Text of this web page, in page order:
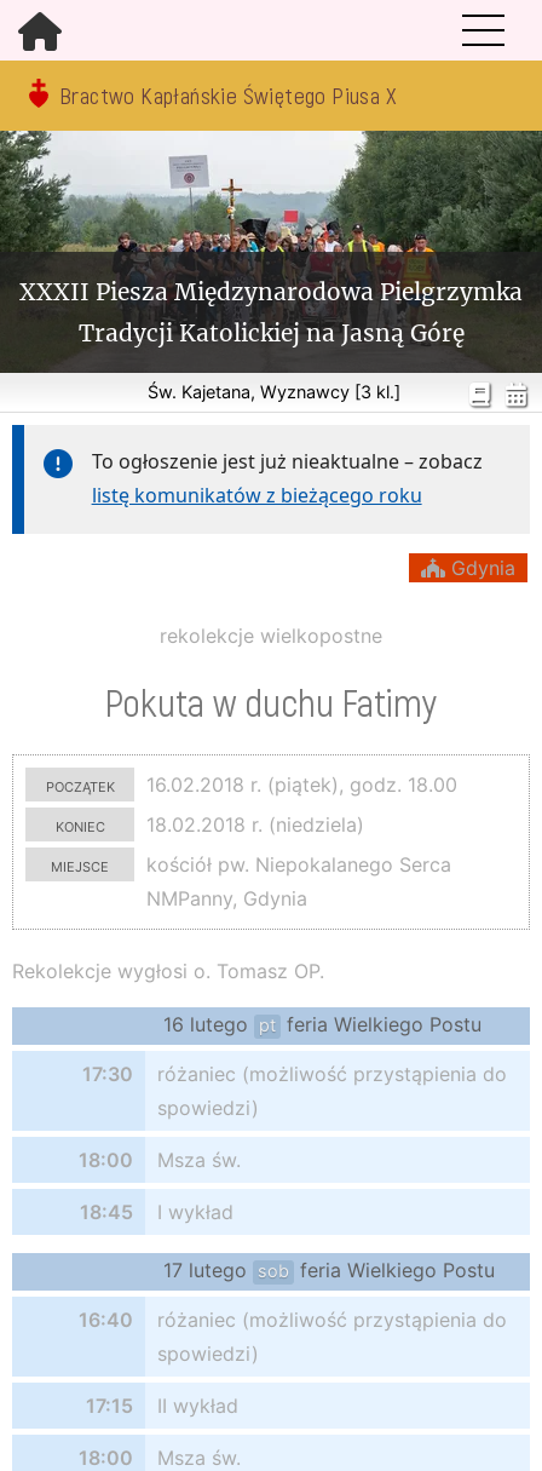
Bractwo Kapłańskie Świętego Piusa X
XXXII Piesza Międzynarodowa Pielgrzymka
Tradycji Katolickiej na Jasną Górę
Św. Kajetana, Wyznawcy [3 kl.]
To ogłoszenie jest już nieaktualne – zobacz
listę komunikatów z bieżącego roku
Gdynia
rekolekcje wielkopostne
Pokuta w duchu Fatimy
początek
16.02.2018 r. (piątek), godz. 18.00
koniec
18.02.2018 r. (niedziela)
miejsce
kościół pw. Niepokalanego Serca
NMPanny, Gdynia
Rekolekcje wygłosi o. Tomasz OP.
16 lutego pt feria Wielkiego Postu
17:30
różaniec (możliwość przystąpienia do
spowiedzi)
18:00 Msza św.
18:45 I wykład
17 lutego sob feria Wielkiego Postu
16:40
różaniec (możliwość przystąpienia do
spowiedzi)
17:15 II wykład
18:00 Msza św.